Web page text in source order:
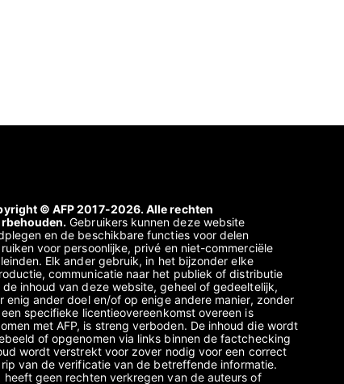
© AFP 2017-2026. Alle rechten
Gebruikers kunnen deze website
en de beschikbare functies voor delen
voor persoonlijke, privé en niet-commerciële
Elk ander gebruik, in het bijzonder elke
communicatie naar het publiek of distributie
de inhoud van deze website, geheel of gedeeltelijk,
enig ander doel en/of op enige andere manier, zonder
specifieke licentieovereenkomst overeen is
met AFP, is streng verboden. De inhoud die wordt
of opgenomen via links binnen de factchecking
wordt verstrekt voor zover nodig voor een correct
van de verificatie van de betreffende informatie.
heeft geen rechten verkregen van de auteurs of